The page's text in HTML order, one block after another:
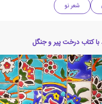
شعر نو
با کتاب درخت پیر و جنگل